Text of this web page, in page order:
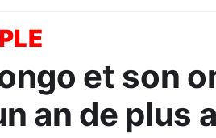
et son
an de plus